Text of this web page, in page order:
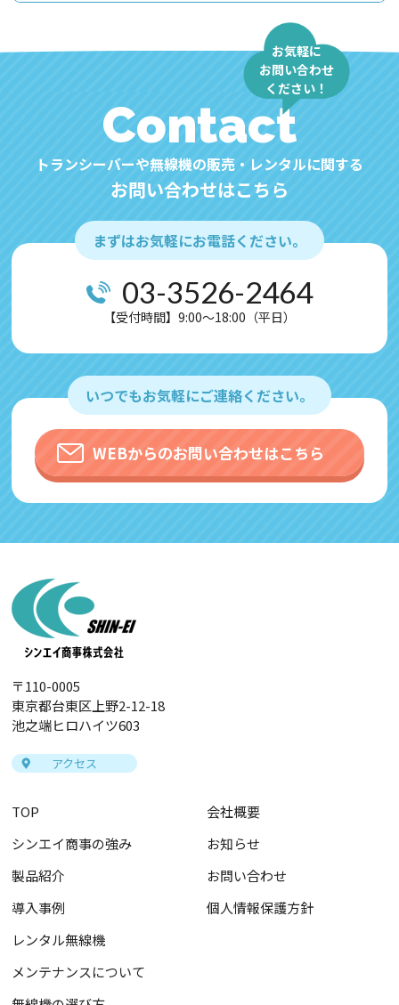
Contact
トランシーバーや無線機の販売・レンタルに関する
お問い合わせはこちら
お気軽に
お問い合わせ
ください！
まずはお気軽にお電話ください。
03-3526-2464
【受付時間】9:00～18:00（平日）
いつでもお気軽にご連絡ください。
WEBからのお問い合わせはこちら
〒110-0005
東京都台東区上野2-12-18
池之端ヒロハイツ603
アクセス
TOP
シンエイ商事の強み
製品紹介
導入事例
レンタル無線機
メンテナンスについて
会社概要
お知らせ
お問い合わせ
個人情報保護方針